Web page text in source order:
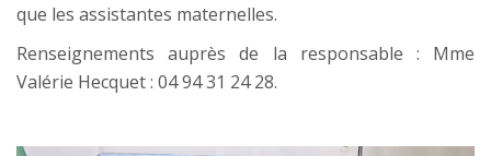
que les assistantes maternelles.
Renseignements auprès de la responsable : Mme
Valérie Hecquet : 04 94 31 24 28.